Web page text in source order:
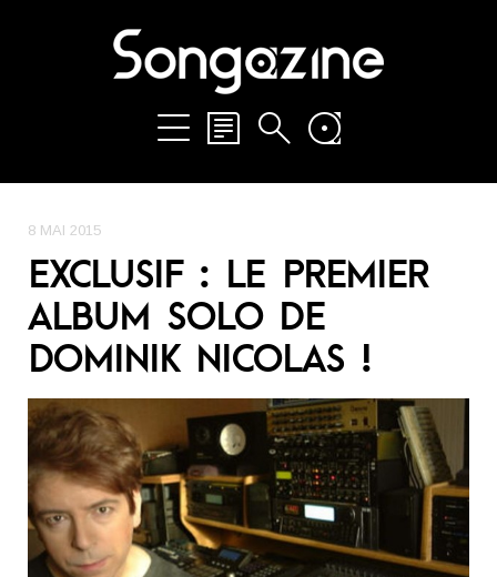
8 MAI 2015
EXCLUSIF : LE PREMIER
ALBUM SOLO DE
DOMINIK NICOLAS !